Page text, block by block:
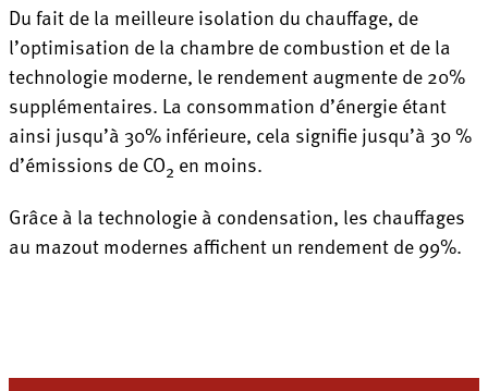
Du fait de la meilleure isolation du chauffage, de
l’optimisation de la chambre de combustion et de la
technologie moderne, le rendement augmente de 20%
supplémentaires. La consommation d’énergie étant
ainsi jusqu’à 30% inférieure, cela signifie jusqu’à 30 %
d’émissions de CO2 en moins.
Grâce à la technologie à condensation, les chauffages
au mazout modernes affichent un rendement de 99%.